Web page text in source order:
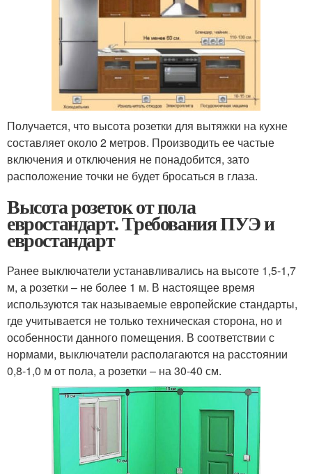
Получается, что высота розетки для вытяжки на кухне
составляет около 2 метров. Производить ее частые
включения и отключения не понадобится, зато
расположение точки не будет бросаться в глаза.
Высота розеток от пола
евростандарт. Требования ПУЭ и
евростандарт
Ранее выключатели устанавливались на высоте 1,5-1,7
м, а розетки – не более 1 м. В настоящее время
используются так называемые европейские стандарты,
где учитывается не только техническая сторона, но и
особенности данного помещения. В соответствии с
нормами, выключатели располагаются на расстоянии
0,8-1,0 м от пола, а розетки – на 30-40 см.